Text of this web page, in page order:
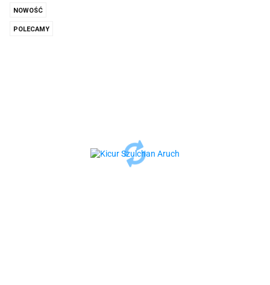
NOWOŚĆ
POLECAMY